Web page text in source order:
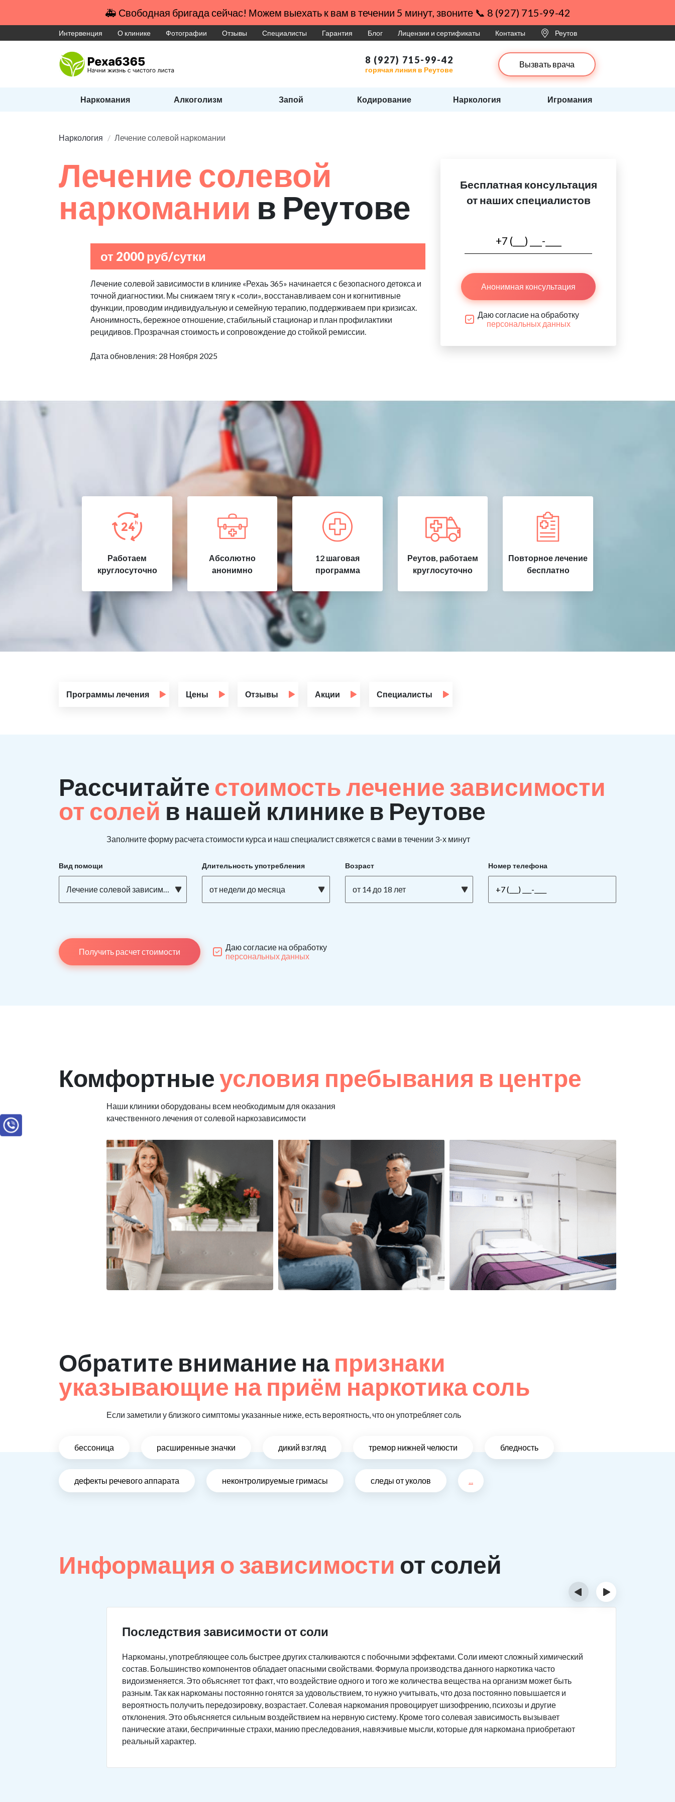
🚑 Свободная бригада сейчас! Можем выехать к вам в течении 5 минут, звоните 📞 8 (927) 715-99-42
Интервенция О клинике Фотографии Отзывы Специалисты Гарантия Блог Лицензии и сертификаты Контакты Реутов
8 (927) 715-99-42
горячая линия в Реутове
Вызвать врача
Наркомания Алкоголизм Запой Кодирование Наркология Игромания
Наркология Лечение солевой наркомании
Лечение солевой
наркомании в Реутове
от 2000 руб/сутки
Лечение солевой зависимости в клинике «Рехаь 365» начинается с безопасного детокса и
точной диагностики. Мы снижаем тягу к «соли», восстанавливаем сон и когнитивные
функции, проводим индивидуальную и семейную терапию, поддерживаем при кризисах.
Анонимность, бережное отношение, стабильный стационар и план профилактики
рецидивов. Прозрачная стоимость и сопровождение до стойкой ремиссии.
Дата обновления: 28 Ноября 2025
Бесплатная консультация
от наших специалистов
Анонимная консультация
Даю согласие на обработку
персональных данных
Работаем
круглосуточно
Абсолютно
анонимно
12 шаговая
программа
Реутов, работаем
круглосуточно
Повторное лечение
бесплатно
Программы лечения Цены Отзывы Акции Специалисты
Рассчитайте стоимость лечение зависимости
от солей в нашей клинике в Реутове
Заполните форму расчета стоимости курса и наш специалист свяжется с вами в течении 3-х минут
Вид помощи
Лечение солевой зависимости
Длительность употребления
от недели до месяца
Возраст
от 14 до 18 лет
Номер телефона
Получить расчет стоимости
Даю согласие на обработку
персональных данных
Комфортныеусловия пребывания в центре
Наши клиники оборудованы всем необходимым для оказания
качественного лечения от солевой наркозависимости
Обратите внимание на признаки
указывающие на приём наркотика соль
Если заметили у близкого симптомы указанные ниже, есть вероятность, что он употребляет соль
бессоница расширенные значки дикий взгляд тремор нижней челюсти бледность
дефекты речевого аппарата неконтролируемые гримасы следы от уколов ...
Информация о зависимости от солей
Последствия зависимости от соли
Наркоманы, употребляющее соль быстрее других сталкиваются с побочными эффектами. Соли имеют сложный химический
состав. Большинство компонентов обладает опасными свойствами. Формула производства данного наркотика часто
видоизменяется. Это объясняет тот факт, что воздействие одного и того же количества вещества на организм может быть
разным. Так как наркоманы постоянно гонятся за удовольствием, то нужно учитывать, что доза постоянно повышается и
вероятность получить передозировку, возрастает. Солевая наркомания провоцирует шизофрению, психозы и другие
отклонения. Это объясняется сильным воздействием на нервную систему. Кроме того солевая зависимость вызывает
панические атаки, беспричинные страхи, манию преследования, навязчивые мысли, которые для наркомана приобретают
реальный характер.
‹ ›